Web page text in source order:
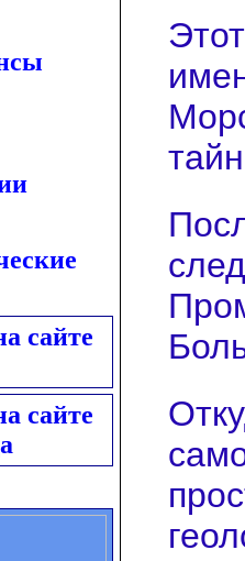
сайте
сайте